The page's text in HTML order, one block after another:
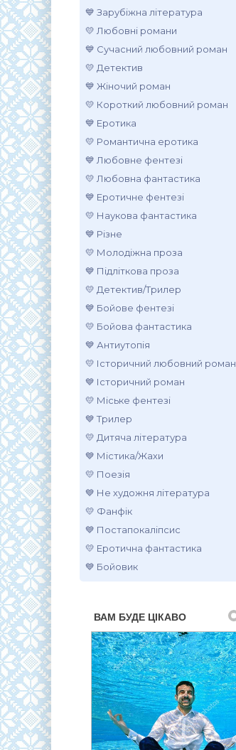
💙 Зарубіжна література
💛 Любовні романи
💙 Сучасний любовний роман
💛 Детектив
💙 Жіночий роман
💛 Короткий любовний роман
💙 Еротика
💛 Романтична еротика
💙 Любовне фентезі
💛 Любовна фантастика
💙 Еротичне фентезі
💛 Наукова фантастика
💙 Різне
💛 Молодіжна проза
💙 Підліткова проза
💛 Детектив/Трилер
💙 Бойове фентезі
💛 Бойова фантастика
💙 Антиутопія
💛 Історичний любовний роман
💙 Історичний роман
💛 Міське фентезі
💙 Трилер
💛 Дитяча література
💙 Містика/Жахи
💛 Поезія
💙 Не художня література
💛 Фанфік
💙 Постапокаліпсис
💛 Еротична фантастика
💙 Бойовик